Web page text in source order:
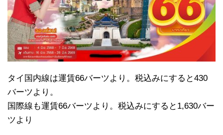
タイ国内線は運賃66バーツより。税込みにすると430
バーツより。
国際線も運賃66バーツより。税込みにすると1,630バー
ツより